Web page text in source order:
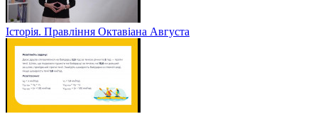
Історія. Правління Октавіана Августа